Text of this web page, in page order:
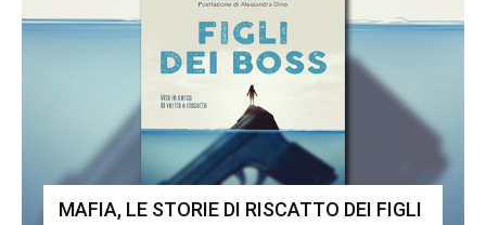
MAFIA, LE STORIE DI RISCATTO DEI FIGLI